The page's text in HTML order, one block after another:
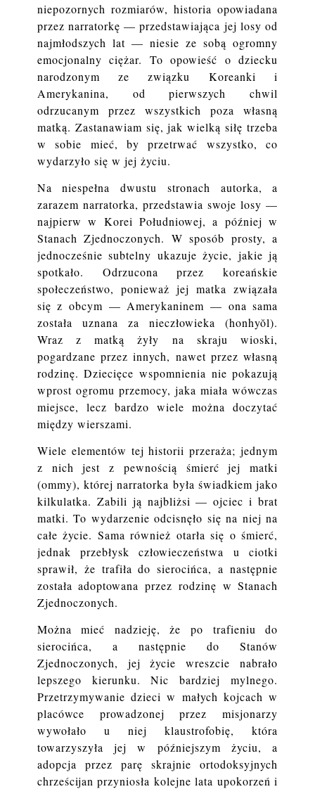
niepozornych rozmiarów, historia opowiadana
przez narratorkę — przedstawiająca jej losy od
najmłodszych lat — niesie ze sobą ogromny
emocjonalny ciężar. To opowieść o dziecku
narodzonym ze związku Koreanki i
Amerykanina, od pierwszych chwil
odrzucanym przez wszystkich poza własną
matką. Zastanawiam się, jak wielką siłę trzeba
w sobie mieć, by przetrwać wszystko, co
wydarzyło się w jej życiu.
Na niespełna dwustu stronach autorka, a
zarazem narratorka, przedstawia swoje losy —
najpierw w Korei Południowej, a później w
Stanach Zjednoczonych. W sposób prosty, a
jednocześnie subtelny ukazuje życie, jakie ją
spotkało. Odrzucona przez koreańskie
społeczeństwo, ponieważ jej matka związała
się z obcym — Amerykaninem — ona sama
została uznana za nieczłowieka (honhyŏl).
Wraz z matką żyły na skraju wioski,
pogardzane przez innych, nawet przez własną
rodzinę. Dziecięce wspomnienia nie pokazują
wprost ogromu przemocy, jaka miała wówczas
miejsce, lecz bardzo wiele można doczytać
między wierszami.
Wiele elementów tej historii przeraża; jednym
z nich jest z pewnością śmierć jej matki
(ommy), której narratorka była świadkiem jako
kilkulatka. Zabili ją najbliżsi — ojciec i brat
matki. To wydarzenie odcisnęło się na niej na
całe życie. Sama również otarła się o śmierć,
jednak przebłysk człowieczeństwa u ciotki
sprawił, że trafiła do sierocińca, a następnie
została adoptowana przez rodzinę w Stanach
Zjednoczonych.
Można mieć nadzieję, że po trafieniu do
sierocińca, a następnie do Stanów
Zjednoczonych, jej życie wreszcie nabrało
lepszego kierunku. Nic bardziej mylnego.
Przetrzymywanie dzieci w małych kojcach w
placówce prowadzonej przez misjonarzy
wywołało u niej klaustrofobię, która
towarzyszyła jej w późniejszym życiu, a
adopcja przez parę skrajnie ortodoksyjnych
chrześcijan przyniosła kolejne lata upokorzeń i